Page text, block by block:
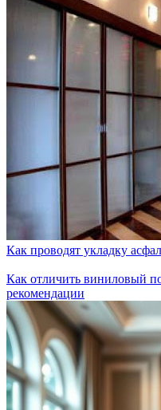
Как проводят укладку
Как отличить виниловый
рекомендации